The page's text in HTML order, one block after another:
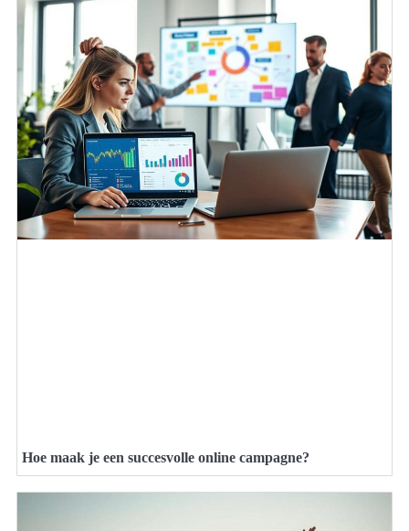
Hoe maak je een succesvolle online campagne?